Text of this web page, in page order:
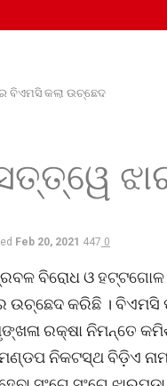
ବିଏମସି କଲା ଉଚ୍ଛେଦ
Feb 20, 2021 447 0
ବିରୋଧ ଓ ହଟ୍ଟଗୋଳ
ଉଚ୍ଛେଦ କରିଛି ।
ରକ୍ଷା ନିମନ୍ତେ
ନିକଟସ୍ଥ ବିଡ଼ିଏ